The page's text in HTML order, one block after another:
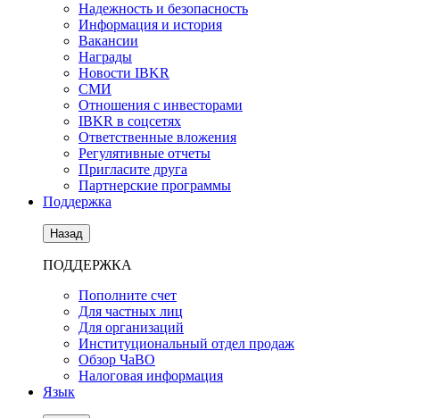
Надежность и безопасность
Информация и история
Вакансии
Награды
Новости IBKR
СМИ
Отношения с инвесторами
IBKR в соцсетях
Ответственные вложения
Регулятивные отчеты
Пригласите друга
Партнерские программы
Поддержка
Назад
ПОДДЕРЖКА
Пополните счет
Для частных лиц
Для организаций
Институциональный отдел продаж
Обзор ЧаВО
Налоговая информация
Язык